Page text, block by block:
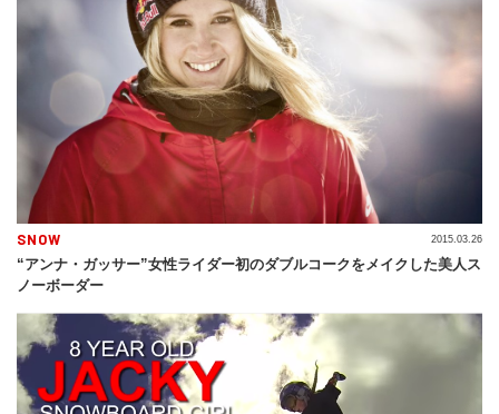
SNOW
“アンナ・ガッサー”女性ライダー初のダブルコークをメイクした美人ス
ノーボーダー
2015.03.26